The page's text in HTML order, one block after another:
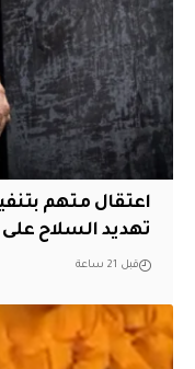
اعتقال متهم
تهديد السلاح
قبل 21 ساعة